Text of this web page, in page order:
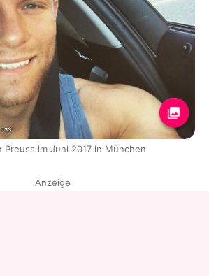
Preuss im Juni 2017 in München
Anzeige